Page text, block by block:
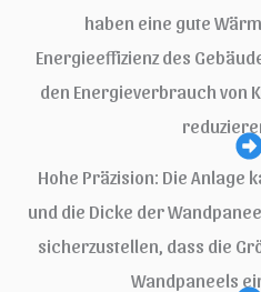
haben eine gute
Energieeffizienz des
den Energieverbrauch von
Hohe Präzision: Die Anlage
und die Dicke der
sicherzustellen, dass die
Wandpaneels